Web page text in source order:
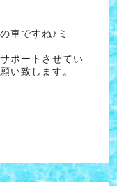
車ですね♪ミ
ポートさせてい
い致します。